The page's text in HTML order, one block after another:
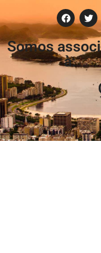
Somos
à: